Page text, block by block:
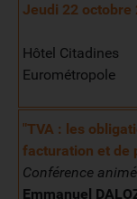
Jeudi 22 octobre
Hôtel Citadines
Eurométropole
"TVA : les
facturation et de
Conférence
Emmanuel